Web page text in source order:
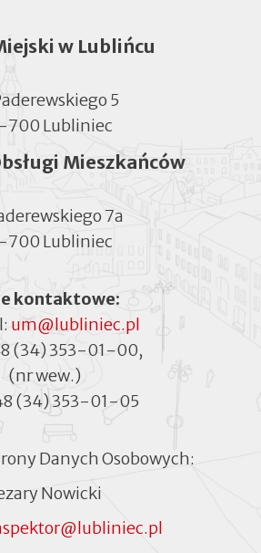
w Lublińcu
5
Lubliniec
Mieszkańców
7a
Lubliniec
kontaktowe:
um@lubliniec.pl
(34) 353-01-00,
(nr wew.)
(34) 353-01-05
Danych Osobowych:
Nowicki